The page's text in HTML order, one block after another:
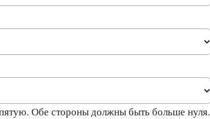
Обе стороны должны быть больше нуля.